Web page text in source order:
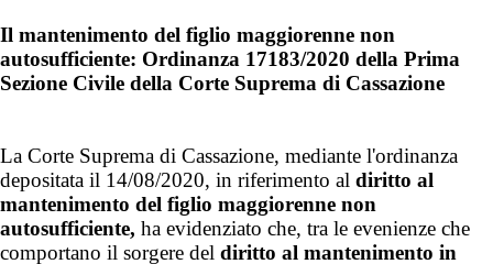
Il mantenimento del figlio maggiorenne non
autosufficiente: Ordinanza 17183/2020 della Prima
Sezione Civile della Corte Suprema di Cassazione
La Corte Suprema di Cassazione, mediante l'ordinanza
depositata il 14/08/2020, in riferimento al diritto al
mantenimento del figlio maggiorenne non
autosufficiente, ha evidenziato che, tra le evenienze che
comportano il sorgere del diritto al mantenimento in